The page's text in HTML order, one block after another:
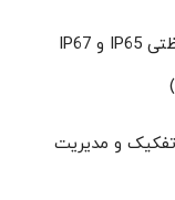
دارای استاندارد حفاظتی IP65 و IP67
و مدیریت